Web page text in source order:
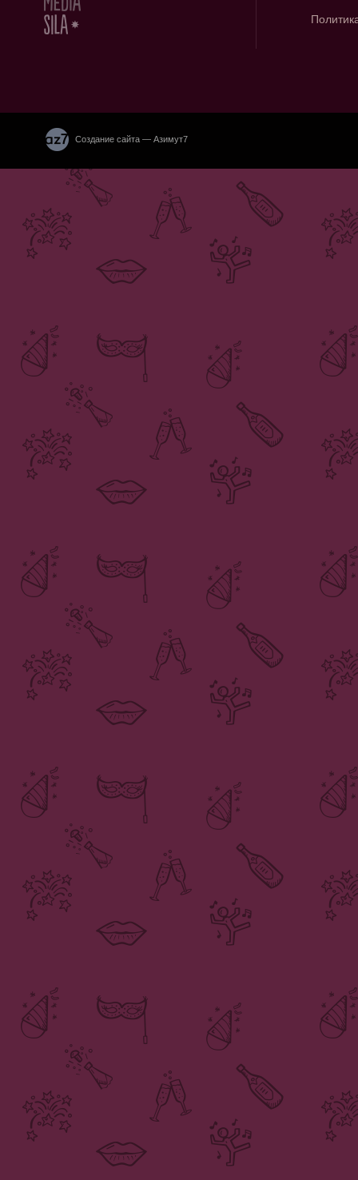
Создание сайта — Азимут7